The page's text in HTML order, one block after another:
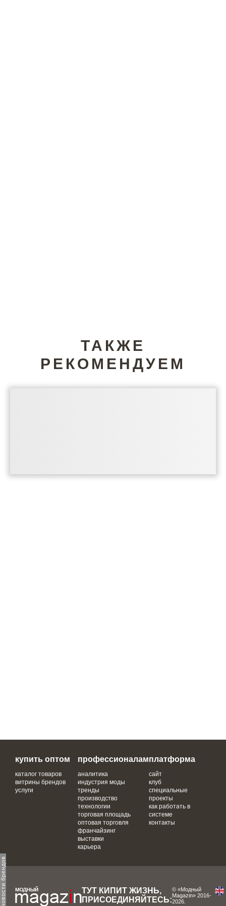
ТАКЖЕ
РЕКОМЕНДУЕМ
купить оптом
каталог товаров
витрины брендов
услуги
профессионалам
аналитика
индустрия моды
тренды
производство
технологии
торговая площадь
оптовая торговля
франчайзинг
выставки
карьера
платформа
сайт
клуб
специальные
проекты
как работать в
системе
контакты
ТУТ КИПИТ ЖИЗНЬ,
ПРИСОЕДИНЯЙТЕСЬ:
© «Модный
Magazin» 2016-
2026.